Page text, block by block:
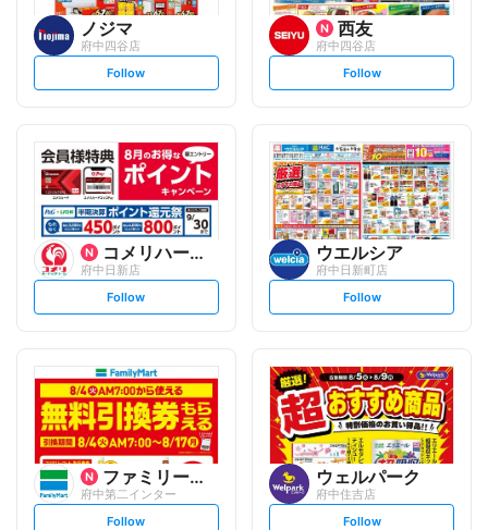
ノジマ
府中四谷店
s
t
o
w
Follow
西友
府中四谷店
s
t
l
o
w
Follow
コメリハード&グリーン
府中日新店
s
t
l
o
w
Follow
ウエルシア
府中日新町店
s
t
l
o
w
Follow
ファミリーマート
府中第二インター
s
Follow
ウェルパーク
府中住吉店
s
Follow